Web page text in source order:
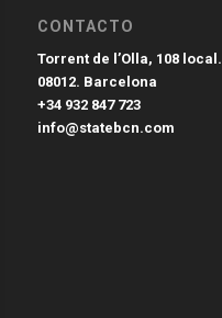
CONTACTO
Torrent de l’Olla, 108 local.
08012. Barcelona
+34 932 847 723
info@statebcn.com